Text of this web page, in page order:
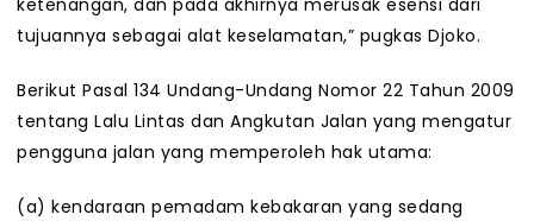
ketenangan, dan pada akhirnya merusak esensi dari
tujuannya sebagai alat keselamatan,” pugkas Djoko.
Berikut Pasal 134 Undang-Undang Nomor 22 Tahun 2009
tentang Lalu Lintas dan Angkutan Jalan yang mengatur
pengguna jalan yang memperoleh hak utama:
(a) kendaraan pemadam kebakaran yang sedang